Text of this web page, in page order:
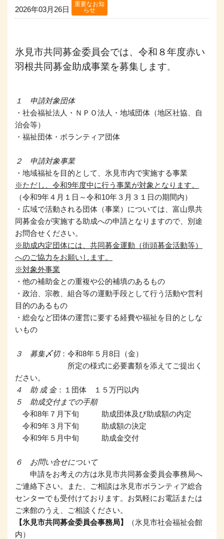
2026年03月26日
重要なお知
らせ
氷見市共同募金委員会では、令和８年度赤い
羽根共同募金助成事業を募集します。
１ 申請対象団体
・社会福祉法人・ＮＰＯ法人・地域団体（地区社協、自
治会等）
・福祉団体・ボランティア団体
２ 申請対象事業
・地域福祉を目的として、氷見市内で実施する事業
※ただし、令和9年度中に行う事業が対象となります。
（令和9年４月１日～令和10年３月３１日の期間内）
・広域で活動される団体（事業）については、富山県共
同募金会が実施する助成への申請となりますので、別途
お問合せください。
※助成内定団体には、共同募金運動（街頭募金活動等）
へのご協力をお願いします。
※対象外事業
・他の補助金との重複や公的補填のあるもの
・政治、宗教、組合等の運動手段として行う活動や営利
目的のあるもの
・総会など団体の運営に要する経費や福祉を目的としな
いもの
３ 募集〆切：令和8年５月8日（金）
所定の様式に必要書類を添えてご提出く
ださい。
４ 助 成 金：１団体 １５万円以内
５ 助成交付までの手順
令和8年７月下旬 助成団体及び助成額の内定
令和9年３月下旬 助成額の決定
令和9年５月中旬 助成金交付
６ お問い合せについて
申請をお考えの方は氷見市共同募金委員会事務局へ
ご連絡下さい。また、ご相談は氷見市ボランティア総合
センターでも受付けております。お気軽にお電話または
ご来館のうえ、ご相談ください。
【氷見市共同募金委員会事務局】
（氷見市社会福祉会館
内）